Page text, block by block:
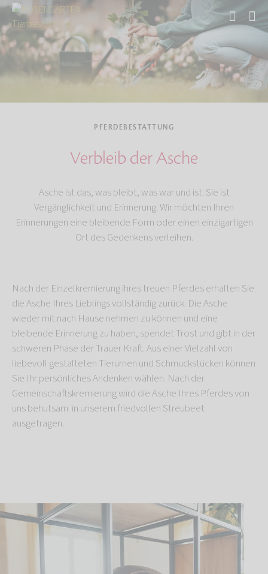
Start Tierbestattung Pferdebestattung
PFERDEBESTATTUNG
Verbleib der Asche
Asche ist das, was bleibt, was war und ist. Sie ist
Vergänglichkeit und Erinnerung. Wir möchten Ihren
Erinnerungen eine bleibende Form oder einen einzigartigen
Ort des Gedenkens verleihen.
Nach der Einzelkremierung ihres treuen Pferdes erhalten Sie
die Asche Ihres Lieblings vollständig zurück. Die Asche
wieder mit nach Hause nehmen zu können und eine
bleibende Erinnerung zu haben, spendet Trost und gibt in der
schweren Phase der Trauer Kraft. Aus einer Vielzahl von
liebevoll gestalteten Tierurnen und Schmuckstücken können
Sie Ihr persönliches Andenken wählen. Nach der
Gemeinschaftskremierung wird die Asche Ihres Pferdes von
uns behutsam in unserem friedvollen Streubeet
ausgetragen.